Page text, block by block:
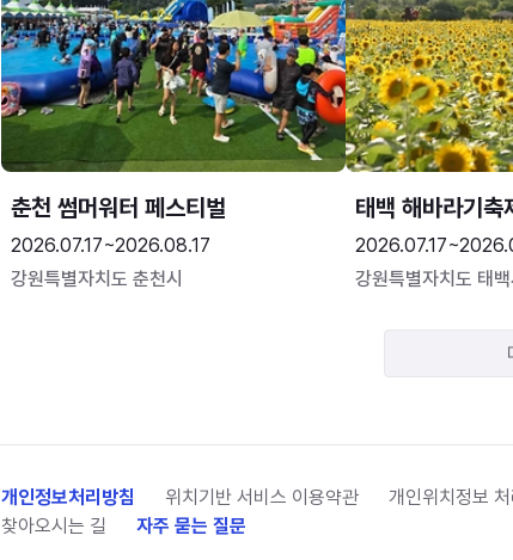
춘천 썸머워터 페스티벌
2026.07.17~2026.08.17
강원특별자치도 춘천시
태백 해바라기축
강원특별자치도 태백
개인정보처리방침 위치기반 서비스 이용약관 개인위치정보
찾아오시는 길
자주 묻는 질문